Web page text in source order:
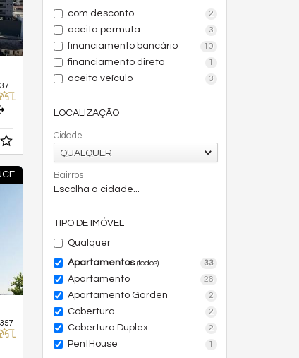
com desconto
2
aceita permuta 3
financiamento bancário 10
financiamento direto 1
aceita veículo 3
LOCALIZAÇÃO
Cidade
QUALQUER
Bairros
Escolha a cidade...
TIPO DE IMÓVEL
Qualquer
Apartamentos(todos) 33
Apartamento 26
Apartamento Garden 2
Cobertura 2
Cobertura Duplex 2
PentHouse 1